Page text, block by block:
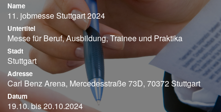
Name
11. jobmesse Stuttgart 2024
Untertitel
Messe für Beruf, Ausbildung, Trainee und Praktika
Stadt
Stuttgart
Adresse
Carl Benz Arena, Mercedesstraße 73D, 70372 Stuttgart
Datum
19.10. bis 20.10.2024